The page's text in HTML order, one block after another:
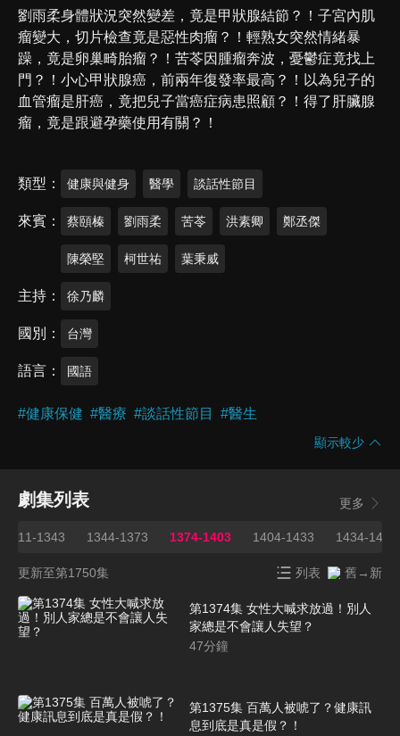
劉雨柔身體狀況突然變差，竟是甲狀腺結節？！子宮內肌
瘤變大，切片檢查竟是惡性肉瘤？！輕熟女突然情緒暴
躁，竟是卵巢畸胎瘤？！苦苓因腫瘤奔波，憂鬱症竟找上
門？！小心甲狀腺癌，前兩年復發率最高？！以為兒子的
血管瘤是肝癌，竟把兒子當癌症病患照顧？！得了肝臟腺
瘤，竟是跟避孕藥使用有關？！
類型 健康與健身 醫學 談話性節目
來賓 蔡頤榛 劉雨柔 苦苓 洪素卿 鄭丞傑
陳榮堅 柯世祐 葉秉威
主持 徐乃麟
國別 台灣
語言 國語
#健康保健 #醫療 #談話性節目 #醫生
顯示較少
劇集列表 更多
1211-1343 1344-1373 1374-1403 1404-1433 1434-1463
更新至第1750集 列表 舊→新
第1374集 女性大喊求放過！別人
家總是不會讓人失望？
47分鐘
第1375集 百萬人被唬了？健康訊
息到底是真是假？！